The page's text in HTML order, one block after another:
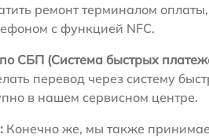
ремонт терминалом
с функцией NFC.
СБП (Система быстрых
перевод через систему
в нашем сервисном центре.
Конечно же, мы также